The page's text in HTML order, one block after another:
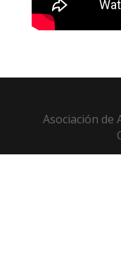
Asociación de